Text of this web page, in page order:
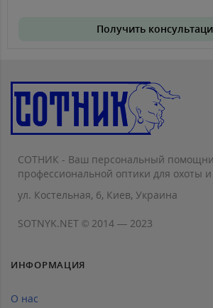
Получить
СОТНИК - Ваш персональный
профессиональной оптики для охоты
ул. Костельная, 6, Киев, Украина
SOTNYK.NET © 2014 — 2023
ИНФОРМАЦИЯ
О нас